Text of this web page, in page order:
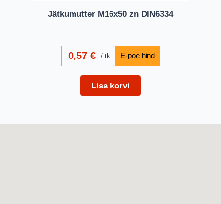
Jätkumutter M16x50 zn DIN6334
0,57€ tk
Lisa korvi